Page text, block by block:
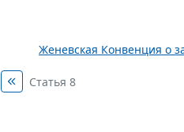
Женевская Конвенция о
Статья 8